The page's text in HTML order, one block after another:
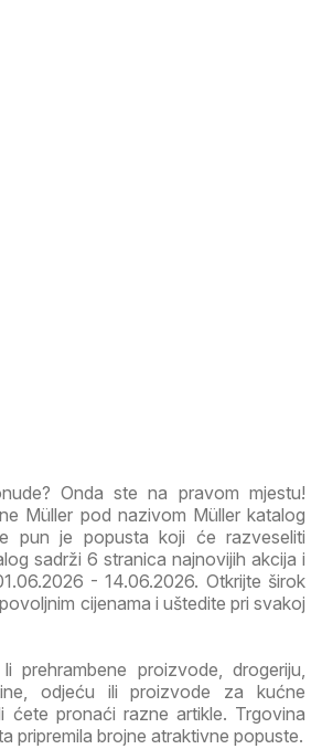
Onda ste na pravom mjestu!
Müller pod nazivom Müller katalog
pun je popusta koji će razveseliti
sadrži 6 stranica najnovijih akcija i
- 14.06.2026. Otkrijte širok
cijenama i uštedite pri svakoj
prehrambene proizvode, drogeriju,
odjeću ili proizvode za kućne
ćete pronaći razne artikle. Trgovina
pripremila brojne atraktivne popuste.